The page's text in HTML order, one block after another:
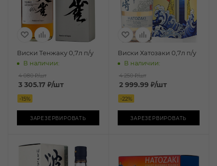
Виски Тенжаку 0,7л п/у
В наличии:
4 080 ₽/шт
3 305.17 ₽/шт
-15%
ЗАРЕЗЕРВИРОВАТЬ
Виски Хатозаки 0,7л п/у
В наличии:
4 250 ₽/шт
2 999.99₽/шт
-22%
ЗАРЕЗЕРВИРОВАТЬ